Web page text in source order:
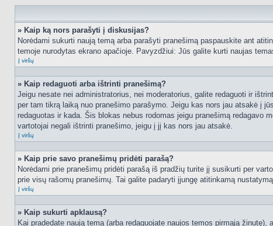
» Kaip ką nors parašyti į diskusijas?
Norėdami sukurti naują temą arba parašyti pranešimą paspauskite ant
temoje nurodytas ekrano apačioje. Pavyzdžiui: Jūs galite kurti naujas
Į viršų
» Kaip redaguoti arba ištrinti pranešimą?
Jeigu nesate nei administratorius, nei moderatorius, galite redaguoti ir
per tam tikrą laiką nuo pranešimo parašymo. Jeigu kas nors jau atsakė į
redaguotas ir kada. Šis blokas nebus rodomas jeigu pranešimą redagavo
vartotojai negali ištrinti pranešimo, jeigu į jį kas nors jau atsakė.
Į viršų
» Kaip prie savo pranešimų pridėti parašą?
Norėdami prie pranešimų pridėti parašą iš pradžių turite jį susikurti per
prie visų rašomų pranešimų. Tai galite padaryti įjungę atitinkamą
Į viršų
» Kaip sukurti apklausą?
Kai pradedate naują temą (arba redaguojate naujos temos pirmąją